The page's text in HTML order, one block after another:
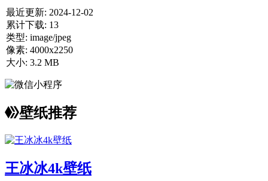
最近更新: 2024-12-02
累计下载: 13
类型: image/jpeg
像素: 4000x2250
大小: 3.2 MB
壁纸推荐
王冰冰4k壁纸